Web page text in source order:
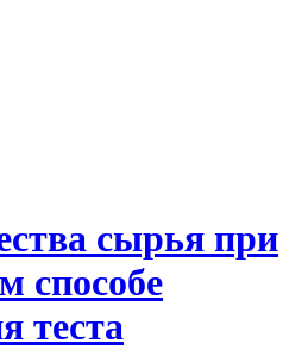
сырья при
способе
теста